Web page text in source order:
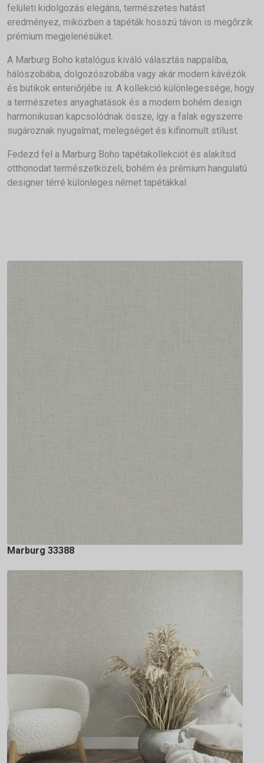
felületi kidolgozás elegáns, természetes hatást
eredményez, miközben a tapéták hosszú távon is megőrzik
prémium megjelenésüket.
A Marburg Boho katalógus kiváló választás nappaliba,
hálószobába, dolgozószobába vagy akár modern kávézók
és butikok enteriőrjébe is. A kollekció különlegessége, hogy
a természetes anyaghatások és a modern bohém design
harmonikusan kapcsolódnak össze, így a falak egyszerre
sugároznak nyugalmat, melegséget és kifinomult stílust.
Fedezd fel a Marburg Boho tapétakollekciót és alakítsd
otthonodat természetközeli, bohém és prémium hangulatú
designer térré különleges német tapétákkal.
Marburg 33388